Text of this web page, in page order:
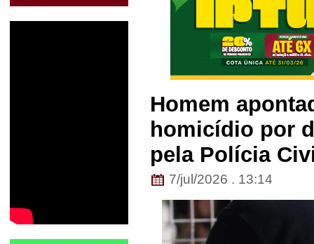
Homem
homicídio por
pela Polícia
7/jul/2026 . 13:14